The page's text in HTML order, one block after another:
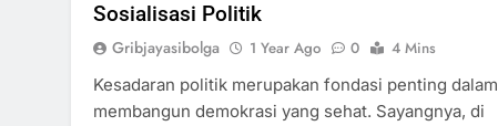
Sosialisasi Politik
Gribjayasibolga 1 Year Ago 0
4 Mins
Kesadaran politik merupakan fondasi penting dalam
membangun demokrasi yang sehat. Sayangnya, di